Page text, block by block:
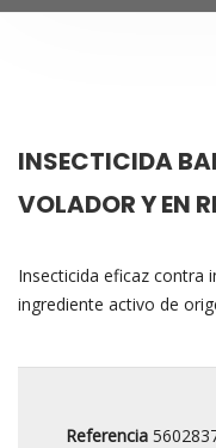
INSECTICIDA
VOLADOR Y EN
Insecticida eficaz contra
ingrediente activo de
Referencia